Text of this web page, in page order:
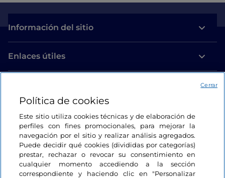
Información del sitio
Enlaces útiles
Estamos en contacto
Política de cookies
Este sitio utiliza cookies técnicas y de elaboración de
perfiles con fines promocionales, para mejorar la
navegación por el sitio y realizar análisis agregados.
Puede decidir qué cookies (divididas por categorías)
prestar, rechazar o revocar su consentimiento en
cualquier momento accediendo a la sección
correspondiente y haciendo clic en "Personalizar
Cerrar